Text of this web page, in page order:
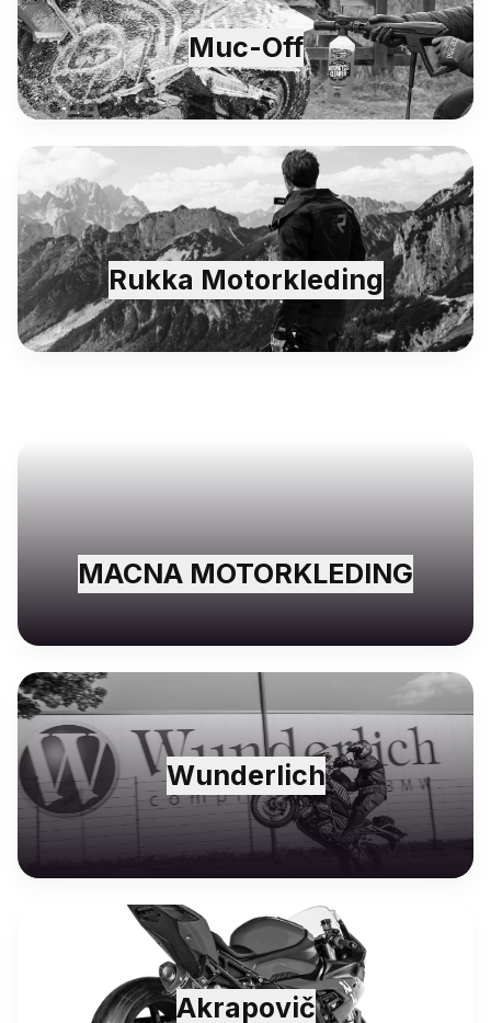
Muc-Off
Rukka Motorkleding
MACNA MOTORKLEDING
Wunderlich
Akrapovič